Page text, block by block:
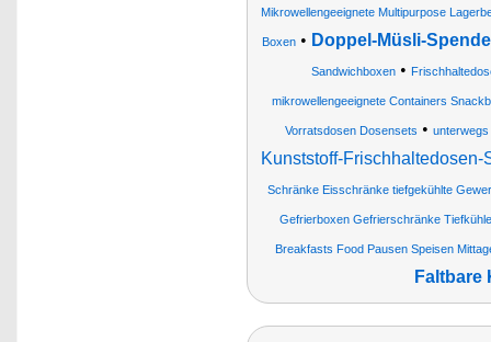
Mikrowellengeeignete Multipurpose
Boxen• Doppel-Müsli-
Sandwichboxen•
mikrowellengeeignete Containers
Vorratsdosen Dosensets •
Kunststoff-Frischhaltedosen-
Schränke Eisschränke tiefgekühlte
Gefrierboxen Gefrierschränke
Breakfasts Food Pausen Speisen
Faltbare